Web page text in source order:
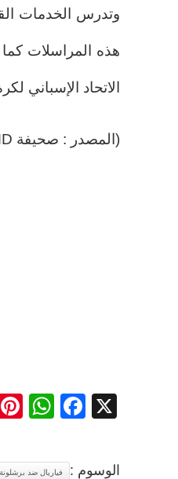
وتدرس الخدمات
هذه المراسلات
الاتحاد الإسباني
(المصدر : صحيفة MD)
X
الوسوم : فياريال ضد برشلونة